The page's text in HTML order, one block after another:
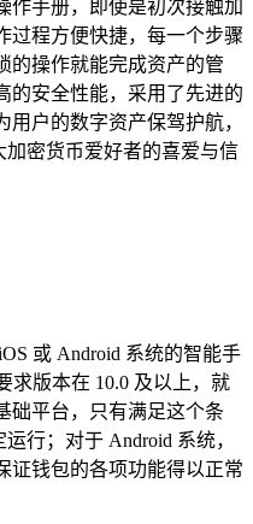
作手册，即使是初次接触加
过程方便快捷，每一个步骤
的操作就能完成资产的管
的安全性能，采用了先进的
户的数字资产保驾护航，
加密货币爱好者的喜爱与信
或 Android 系统的智能手
求版本在 10.0 及以上，就
础平台，只有满足这个条
行；对于 Android 系统，
证钱包的各项功能得以正常